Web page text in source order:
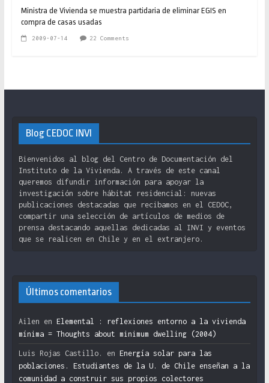
Ministra de Vivienda se muestra partidaria de eliminar EGIS en
compra de casas usadas
2009-07-14 22 Comments
Blog CEDOC INVI
Bienvenidos al blog del Centro de Documentación del
Instituto de la Vivienda. A través de este canal
queremos difundir información para apoyar la
investigación sobre hábitat residencial: nuevas
publicaciones destacadas que recibamos en el CEDOC,
compartir una selección de artículos de medios de
prensa destacando aquellas dedicadas al INVI y eventos
que se realicen en Chile y en el extranjero.
Últimos comentarios
Ailen en Elemental : reflexiones entorno a la vivienda
mínima = Thoughts about minimum dwelling (2004)
Luis Rojas Castillo. en Energía solar para las
poblaciones. Estudiantes de la U. de Chile enseñan a la
comunidad a construir sus propios colectores